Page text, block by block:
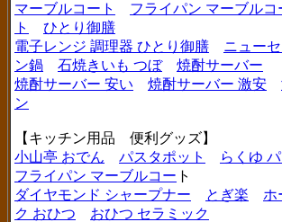
マーブルコート
フライパン マーブルコ
ト
ひとり御膳
電子レンジ 調理器 ひとり御膳
ニュー
ン鍋
石焼きいも つぼ
焼酎サーバー
焼酎サーバー 安い
焼酎サーバー 激安
ン
【キッチン用品 便利グッズ】
小山亭 おでん
パスタポット らくゆ
フライパン マーブルコー ト
ダイヤモンド シャープナー
とぎ楽 ホ
ク おひつ
おひつ セラミック